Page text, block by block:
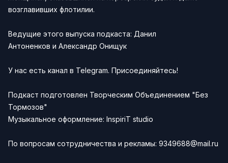
возглавивших флотилии.
Ведущие этого выпуска подкаста: Данил
Антоненков и Александр Онищук
У нас есть канал в Telegram. Присоединяйтесь!
Подкаст подготовлен Творческим Объединением "Без
Тормозов"
Музыкальное оформление: InspiriT studio
По вопросам сотрудничества и рекламы: 9349688@mail.ru